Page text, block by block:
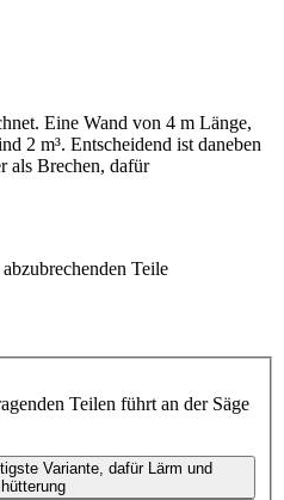
Eine Wand von 4 m Länge,
2 m³. Entscheidend ist daneben
als Brechen, dafür
Teile
Teilen führt an der Säge
Variante, dafür Lärm und